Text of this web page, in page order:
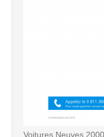
Voitures Neuves